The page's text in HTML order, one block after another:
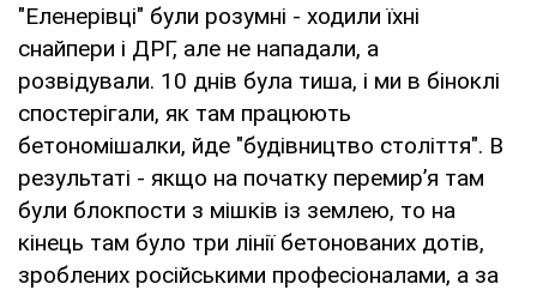
"Еленерівці" були розумні - ходили їхні
снайпери і ДРГ, але не нападали, а
розвідували. 10 днів була тиша, і ми в біноклі
спостерігали, як там працюють
бетономішалки, йде "будівництво століття". В
результаті - якщо на початку перемир’я там
були блокпости з мішків із землею, то на
кінець там було три лінії бетонованих дотів,
зроблених російськими професіоналами, а за